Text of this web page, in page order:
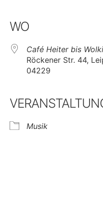
WO
Café Heiter bis
Röckener Str. 44,
04229
Musik